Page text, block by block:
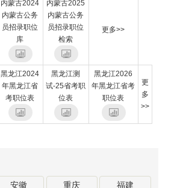
内蒙古2024
内蒙古公务
员招录职位
库
内蒙古2025
内蒙古公务
员招录职位
检索
更多>>
黑龙江2024
年黑龙江省
考职位表
黑龙江测
试-25省考职
位表
黑龙江2026
年黑龙江省考
职位表
更
多
>>
安徽 重庆 福建